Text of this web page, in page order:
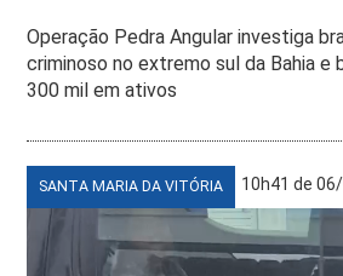
Operação Pedra Angular investiga
criminoso no extremo sul da Bahia e
300 mil em ativos
SANTA MARIA DA VITÓRIA 10h41 de